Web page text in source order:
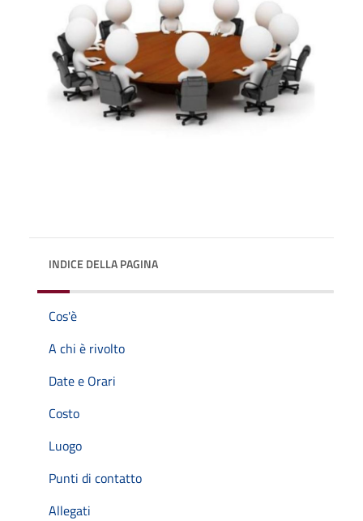
INDICE DELLA PAGINA
Cos'è
A chi è rivolto
Date e Orari
Costo
Luogo
Punti di contatto
Allegati